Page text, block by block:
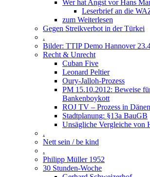
Wer hat Angst vor Hans
Leserbrief an die
zum Weiterlesen
Gegen Streikverbot in der Türkei
.
Bilder: TTIP Demo Hannover
Recht & Unrecht
Cuban Five
Leonard Peltier
Oury-Jalloh-Prozess
PM 15.10.2012: Beweise
Bankenboykott
ROJ TV – Prozess in
Stadtplanung: §13a BauGB
Unsägliche Vergleiche von
.
Nett sein / be kind
.
Philipp Müller 1952
30 Stunden-Woche